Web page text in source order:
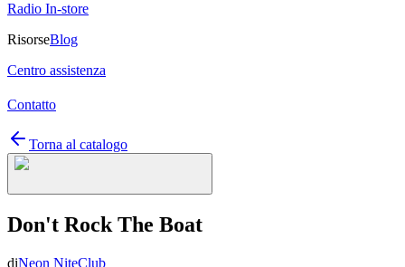
Radio In-store
RisorseBlog
Centro assistenza
Contatto
Torna al catalogo
Don't Rock The Boat
diNeon NiteClub